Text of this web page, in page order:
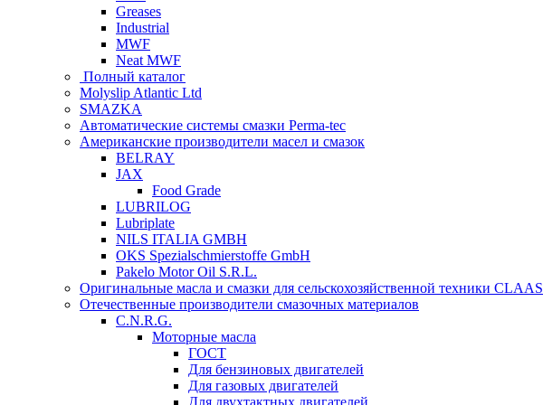
Greases
Industrial
MWF
Neat MWF
Полный каталог
Molyslip Atlantic Ltd
SMAZKA
Автоматические системы смазки Perma-tec
Американские производители масел и смазок
BELRAY
JAX
Food Grade
LUBRILOG
Lubriplate
NILS ITALIA GMBH
OKS Spezialschmierstoffe GmbH
Pakelo Motor Oil S.R.L.
Оригинальные масла и смазки для сельскохозяйственной техники CLAAS
Отечественные производители смазочных материалов
C.N.R.G.
Моторные масла
ГОСТ
Для бензиновых двигателей
Для газовых двигателей
Для двухтактных двигателей